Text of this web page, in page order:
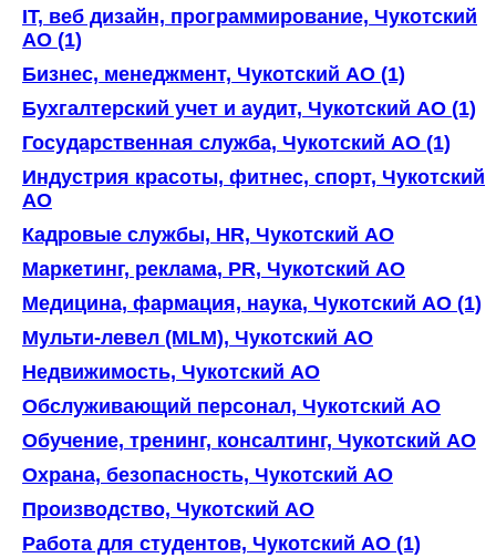
IT, веб дизайн, программирование, Чукотский
AO (1)
Бизнес, менеджмент, Чукотский AO (1)
Бухгалтерский учет и аудит, Чукотский AO (1)
Государственная служба, Чукотский AO (1)
Индустрия красоты, фитнес, спорт, Чукотский
AO
Кадровые службы, HR, Чукотский AO
Маркетинг, реклама, PR, Чукотский AO
Медицина, фармация, наука, Чукотский AO (1)
Мульти-левел (MLM), Чукотский AO
Недвижимость, Чукотский AO
Обслуживающий персонал, Чукотский AO
Обучение, тренинг, консалтинг, Чукотский AO
Охрана, безопасность, Чукотский AO
Производство, Чукотский AO
Работа для студентов, Чукотский AO (1)